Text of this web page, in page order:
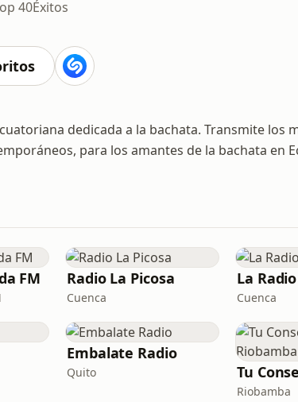
40Éxitos
dedicada a la bachata. Transmite los
para los amantes de la bachata en
FM Radio La Picosa
Cuenca
La
Cuenca
Embalate Radio
Quito
Riobamba